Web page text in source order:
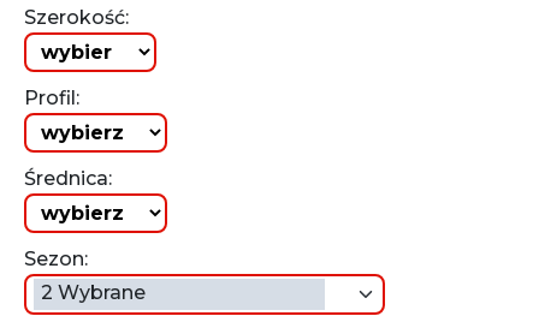
Szerokość:
Profil:
Średnica:
Sezon:
2 Wybrane